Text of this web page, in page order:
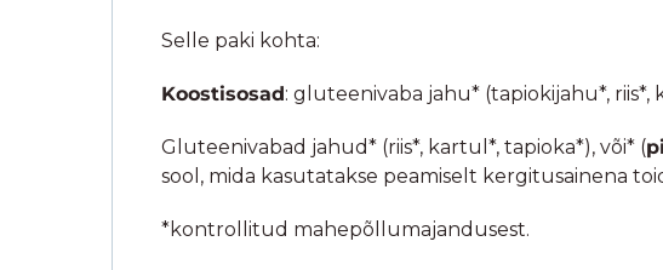
Selle paki kohta:
Koostisosad: gluteenivaba jahu* (tapiokijahu*,
Gluteenivabad jahud* (riis*, kartul*, tapioka*), või* (
sool, mida kasutatakse peamiselt kergitusainena
*kontrollitud mahepõllumajandusest.